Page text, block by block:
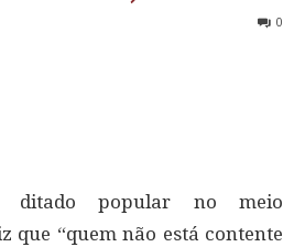
0
ditado popular no meio
que “quem não está contente